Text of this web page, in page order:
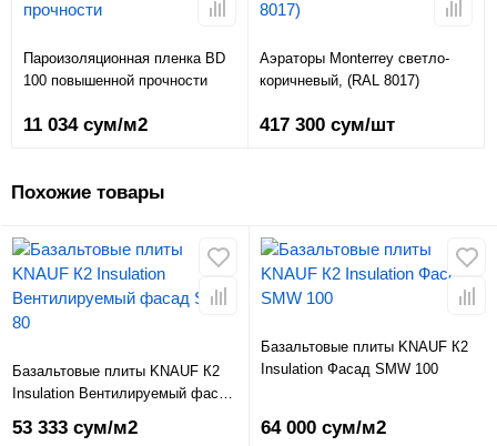
Пароизоляционная пленка BD
100 повышенной прочности
11 034 сум/м2
Аэраторы Monterrey светло-
коричневый, (RAL 8017)
417 300 сум/шт
Похожие товары
Базальтовые плиты KNAUF К2
Insulation Вентилируемый фасад
53 333 сум/м2
Базальтовые плиты KNAUF К2
Insulation Фасад SMW 100
64 000 сум/м2